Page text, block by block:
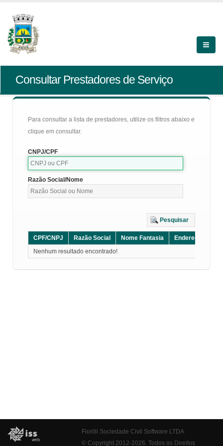
Consultar Prestadores de Serviço
Para consultar a lista de prestadores, utilize os filtros abaixo e
clique em consultar.
CNPJ/CPF
Razão Social/Nome
Pesquisar
CPF/CNPJ Razão Social Nome Fantasia Endereço
Nenhum resultado encontrado!
Fiorilli Sociedade Civil Software LTDA
© Copyright 2012-2026. Todos os Direitos